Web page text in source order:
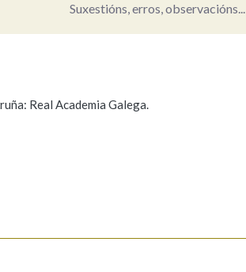
LIMPAR BUSCA
Suxestións, erros, observacións...
definición
Real Academia Galega.